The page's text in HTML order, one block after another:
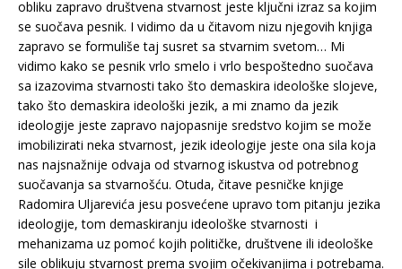
obliku zapravo društvena stvarnost jeste ključni izraz sa kojim
se suočava pesnik. I vidimo da u čitavom nizu njegovih knjiga
zapravo se formuliše taj susret sa stvarnim svetom… Mi
vidimo kako se pesnik vrlo smelo i vrlo bespoštedno suočava
sa izazovima stvarnosti tako što demaskira ideološke slojeve,
tako što demaskira ideološki jezik, a mi znamo da jezik
ideologije jeste zapravo najopasnije sredstvo kojim se može
imobilizirati neka stvarnost, jezik ideologije jeste ona sila koja
nas najsnažnije odvaja od stvarnog iskustva od potrebnog
suočavanja sa stvarnošću. Otuda, čitave pesničke knjige
Radomira Uljarevića jesu posvećene upravo tom pitanju jezika
ideologije, tom demaskiranju ideološke stvarnosti i
mehanizama uz pomoć kojih političke, društvene ili ideološke
sile oblikuju stvarnost prema svojim očekivanjima i potrebama.